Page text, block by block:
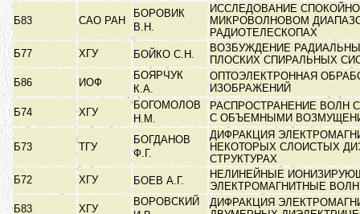
Б83 САО РАН
БОРОВИК
В.Н.
ИССЛЕДОВАНИЕ
МИКРОВОЛНОВОМ
РАДИОТЕЛЕСКОПАХ
Б77
ХГУ БОЙКО С.Н.
ВОЗБУЖДЕНИЕ
ПЛОСКИХ СПИРАЛЬНЫХ
Б86
ИОФ
БОЯРЧУК
К.А.
ОПТОЭЛЕКТРОННАЯ
ИЗОБРАЖЕНИЙ
Б74
ХГУ
БОГОМОЛОВ
Н.М.
РАСПРОСТРАНЕНИЕ ВОЛН
С ОБЪЕМНЫМИ
Б73 ТГУ
БОГДАНОВ
Ф.Г.
ДИФРАКЦИЯ
НЕКОТОРЫХ СЛОИСТЫХ
СТРУКТУРАХ
Б72
ХГУ БОЕВ А.Г.
НЕЛИНЕЙНЫЕ
ЭЛЕКТРОМАГНИТНЫЕ
Б83
ХГУ
ВОРОВСКИЙ
ДИФРАКЦИЯ